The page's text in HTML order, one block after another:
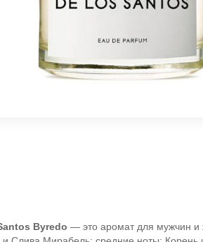
Byredo — это аромат для мужчин и